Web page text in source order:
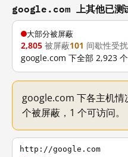
google.com 上其他已测
大部分被屏蔽
2,805 被屏蔽101 间歇性受扰
google.com 下全部 2,923
google.com 下各主机情
个被屏蔽，1 个可访问。
http://google.com